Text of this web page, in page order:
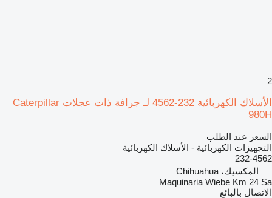
2
الأسلاك الكهربائية 232-4562 لـ جرافة ذات عجلات Caterpillar
980H
السعر عند الطلب
التجهيزات الكهربائية - الأسلاك الكهربائية
232-4562
المكسيك، Chihuahua
Maquinaria Wiebe Km 24 Sa
الاتصال بالبائع